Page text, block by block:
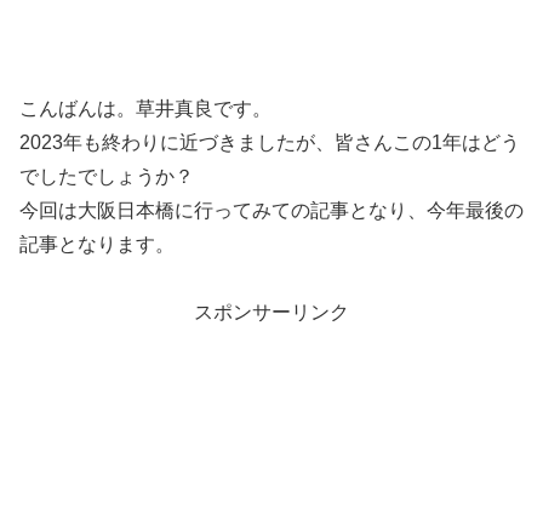
こんばんは。草井真良です。
2023年も終わりに近づきましたが、皆さんこの1年はどう
でしたでしょうか？
今回は大阪日本橋に行ってみての記事となり、今年最後の
記事となります。
スポンサーリンク